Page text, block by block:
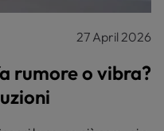
27 April 2026
rumore o vibra?